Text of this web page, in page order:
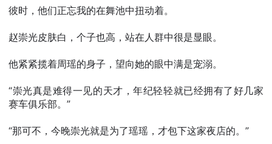
彼时，他们正忘我的在舞池中扭动着。
赵崇光皮肤白，个子也高，站在人群中很是显眼。
他紧紧揽着周瑶的身子，望向她的眼中满是宠溺。
“崇光真是难得一见的天才，年纪轻轻就已经拥有了好几家
赛车俱乐部。”
“那可不，今晚崇光就是为了瑶瑶，才包下这家夜店的。”